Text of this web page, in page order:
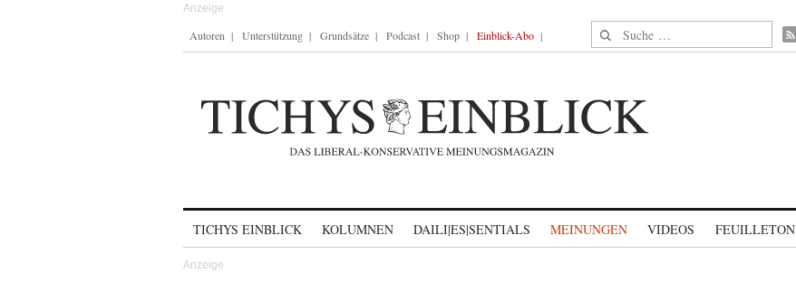
Autoren Unterstützung Grundsätze Podcast Shop Einblick-Abo Suche nach:
TICHYS EINBLICK KOLUMNEN DAILI|ES|SENTIALS MEINUNGEN VIDEOS FEUILLETON